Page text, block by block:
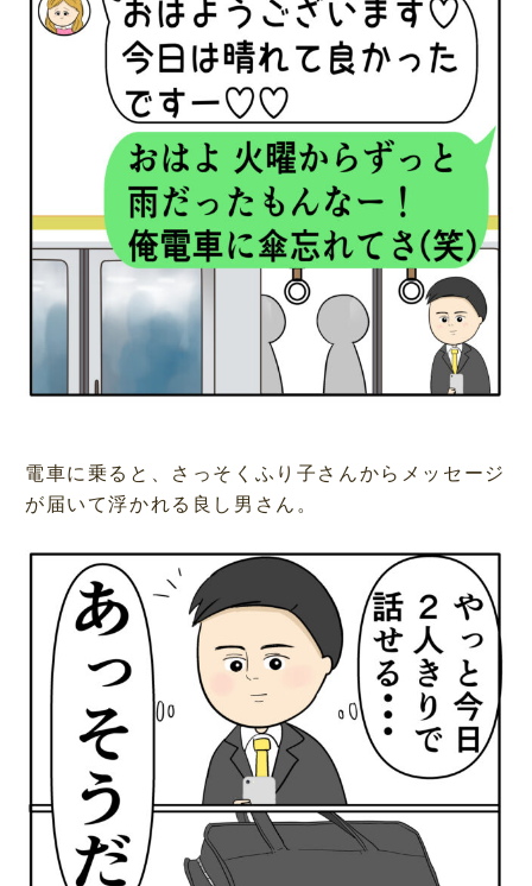
電車に乗ると、さっそくふり子さんからメッセージ
が届いて浮かれる良し男さん。